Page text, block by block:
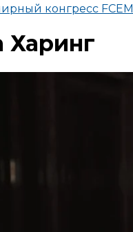
конгресс FCEM
Харинг